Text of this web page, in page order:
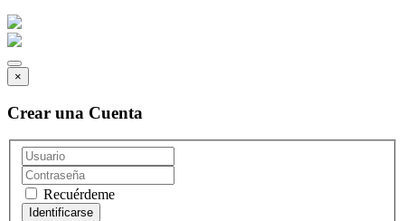
×
Crear una Cuenta
Recuérdeme